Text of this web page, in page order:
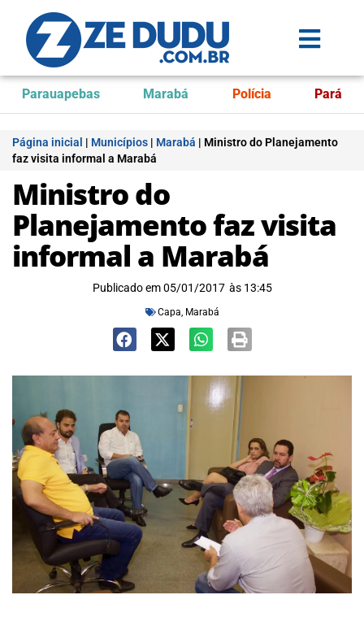
Parauapebas Marabá Polícia Pará
Página inicial | Municípios | Marabá | Ministro do Planejamento
faz visita informal a Marabá
Ministro do
Planejamento faz visita
informal a Marabá
Publicado em 05/01/2017 às 13:45
Capa, Marabá